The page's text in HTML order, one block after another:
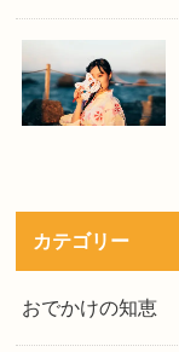
カテゴリー
おでかけの知恵